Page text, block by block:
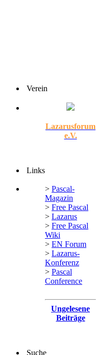
Verein
Lazarusforum
e.V.
Links
> Pascal-
Magazin
> Free Pascal
> Lazarus
> Free Pascal
Wiki
> EN Forum
> Lazarus-
Konferenz
> Pascal
Conference
Ungelesene
Beiträge
Suche